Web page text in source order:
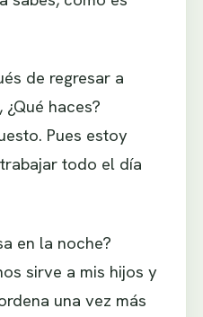
de regresar a
haces?
Pues estoy
todo el día
en la noche?
sirve a mis hijos y
una vez más